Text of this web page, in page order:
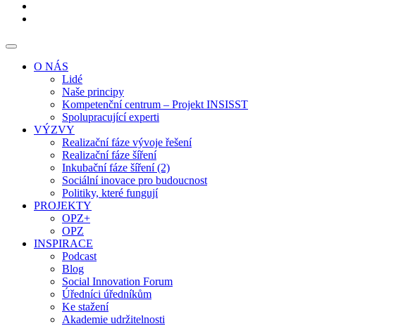
O NÁS
Lidé
Naše principy
Kompetenční centrum – Projekt INSISST
Spolupracující experti
VÝZVY
Realizační fáze vývoje řešení
Realizační fáze šíření
Inkubační fáze šíření (2)
Sociální inovace pro budoucnost
Politiky, které fungují
PROJEKTY
OPZ+
OPZ
INSPIRACE
Podcast
Blog
Social Innovation Forum
Úředníci úředníkům
Ke stažení
Akademie udržitelnosti